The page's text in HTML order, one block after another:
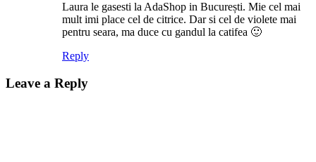
Laura le gasesti la AdaShop in București. Mie cel mai
mult imi place cel de citrice. Dar si cel de violete mai
pentru seara, ma duce cu gandul la catifea 🙂
Reply
Leave a Reply